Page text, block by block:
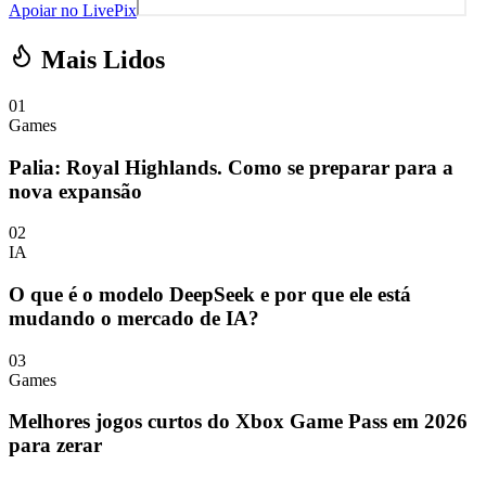
Apoiar no LivePix
Mais Lidos
01
Games
Palia: Royal Highlands. Como se preparar para a
nova expansão
02
IA
O que é o modelo DeepSeek e por que ele está
mudando o mercado de IA?
03
Games
Melhores jogos curtos do Xbox Game Pass em 2026
para zerar